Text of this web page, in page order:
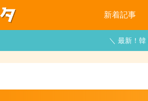
新着記事
＼ 最新！